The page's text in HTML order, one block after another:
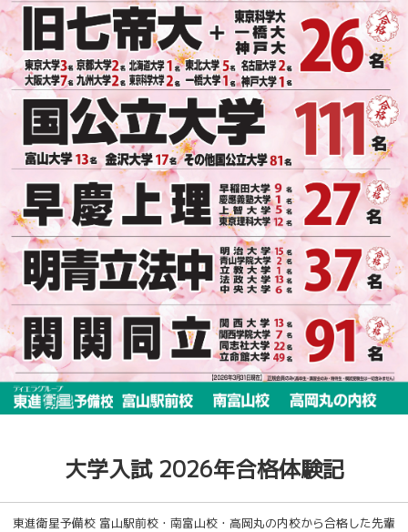
大学入試 2026年合格体験記
東進衛星予備校 富山駅前校・南富山校・高岡丸の内校から合格した先輩